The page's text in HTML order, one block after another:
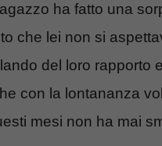
ha fatto una
che lei non si
del loro rapporto
con la lontananza
mesi non ha mai